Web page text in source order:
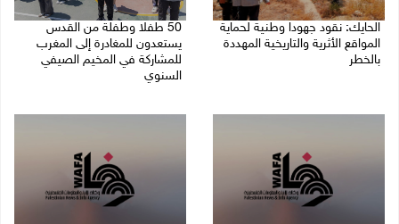
الحايك: نقود جهودا وطنية لحماية
المواقع الأثرية والتاريخية المهددة
بالخطر
50 طفلا وطفلة من القدس
يستعدون للمغادرة إلى المغرب
للمشاركة في المخيم الصيفي
السنوي